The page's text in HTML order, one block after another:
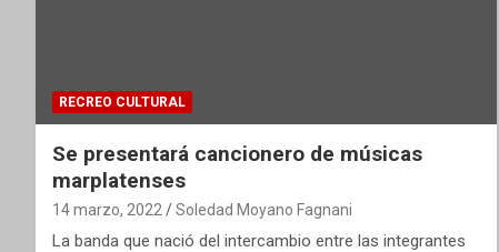
RECREO CULTURAL
Se presentará cancionero de músicas
marplatenses
14 marzo, 2022 Soledad Moyano Fagnani
La banda que nació del intercambio entre las integrantes